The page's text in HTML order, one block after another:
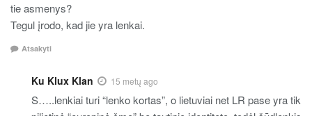
tie asmenys?
Tegul įrodo, kad jie yra lenkai.
Atsakyti
Ku Klux Klan 15 metų ago
S…..lenkiai turi “lenko kortas”, o lietuviai net LR pase yra tik